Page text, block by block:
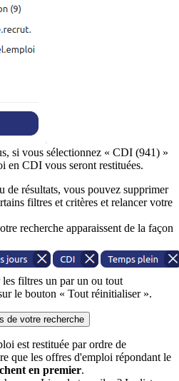
si vous sélectionnez « CDI (941) »
en CDI vous seront restituées.
de résultats, vous pouvez supprimer
filtres et critères et relancer votre
recherche apparaissent de la façon
filtres un par un ou tout
le bouton « Tout réinitialiser ».
de votre recherche
est restituée par ordre de
que les offres d'emploi répondant le
en premier.